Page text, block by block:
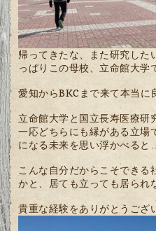
帰ってきたな、また研究し
っぱりこの母校、立命館大学
愛知からBKCまで来て本当に
立命館大学と国立長寿医療研
一応どちらにも縁がある立
になる未来を思い浮かべると…
こんな自分だからこそできる
かと、居ても立っても居られ
貴重な経験をありがとうござ